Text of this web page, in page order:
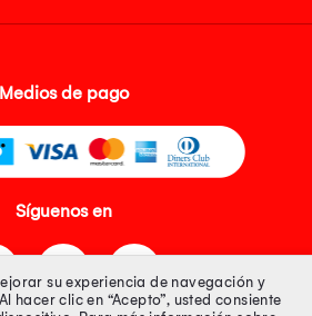
Medios de pago
Síguenos en
su experiencia de navegación y
hacer clic en “Acepto”, usted consiente